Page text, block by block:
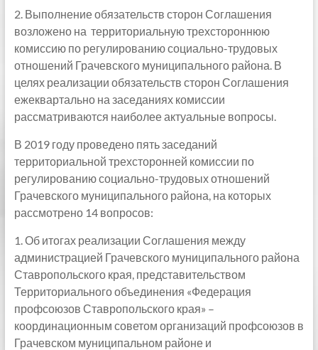
2. Выполнение обязательств сторон Соглашения
возложено на территориальную трехстороннюю
комиссию по регулированию социально-трудовых
отношений Грачевского муниципального района. В
целях реализации обязательств сторон Соглашения
ежеквартально на заседаниях комиссии
рассматриваются наиболее актуальные вопросы.
В 2019 году проведено пять заседаний
территориальной трехсторонней комиссии по
регулированию социально-трудовых отношений
Грачевского муниципального района, на которых
рассмотрено 14 вопросов:
1. Об итогах реализации Соглашения между
администрацией Грачевского муниципального района
Ставропольского края, представительством
Территориального объединения «Федерация
профсоюзов Ставропольского края» –
координационным советом организаций профсоюзов в
Грачевском муниципальном районе и